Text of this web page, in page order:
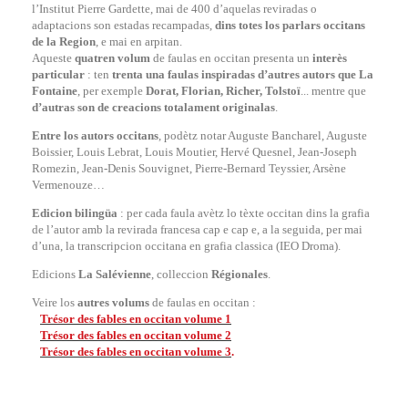
l’Institut Pierre Gardette, mai de 400 d’aquelas reviradas o
adaptacions son estadas recampadas, dins totes los parlars occitans
de la Region, e mai en arpitan.
Aqueste quatren volum de faulas en occitan presenta un interès
particular : ten trenta una faulas inspiradas d’autres autors que La
Fontaine, per exemple Dorat, Florian, Richer, Tolstoï... mentre que
d’autras son de creacions totalament originalas.
Entre los autors occitans, podètz notar Auguste Bancharel, Auguste
Boissier, Louis Lebrat, Louis Moutier, Hervé Quesnel, Jean-Joseph
Romezin, Jean-Denis Souvignet, Pierre-Bernard Teyssier, Arsène
Vermenouze…
Edicion bilingüa : per cada faula avètz lo tèxte occitan dins la grafia
de l’autor amb la revirada francesa cap e cap e, a la seguida, per mai
d’una, la transcripcion occitana en grafia classica (IEO Droma).
Edicions La Salévienne, colleccion Régionales.
Veire los autres volums de faulas en occitan :
Trésor des fables en occitan volume 1
Trésor des fables en occitan volume 2
Trésor des fables en occitan volume 3.